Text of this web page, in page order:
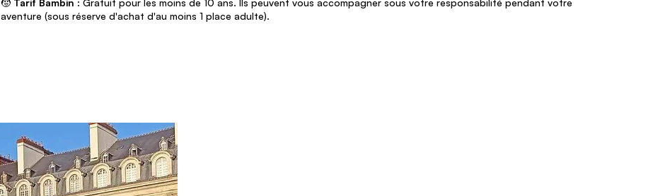
aventure (sous réserve d'achat d'au moins 1 place adulte).